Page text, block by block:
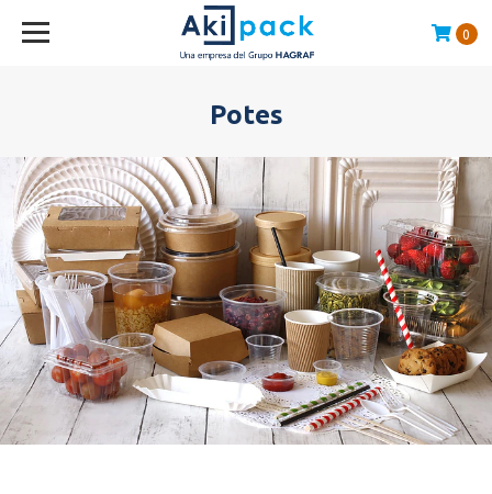
0
Potes